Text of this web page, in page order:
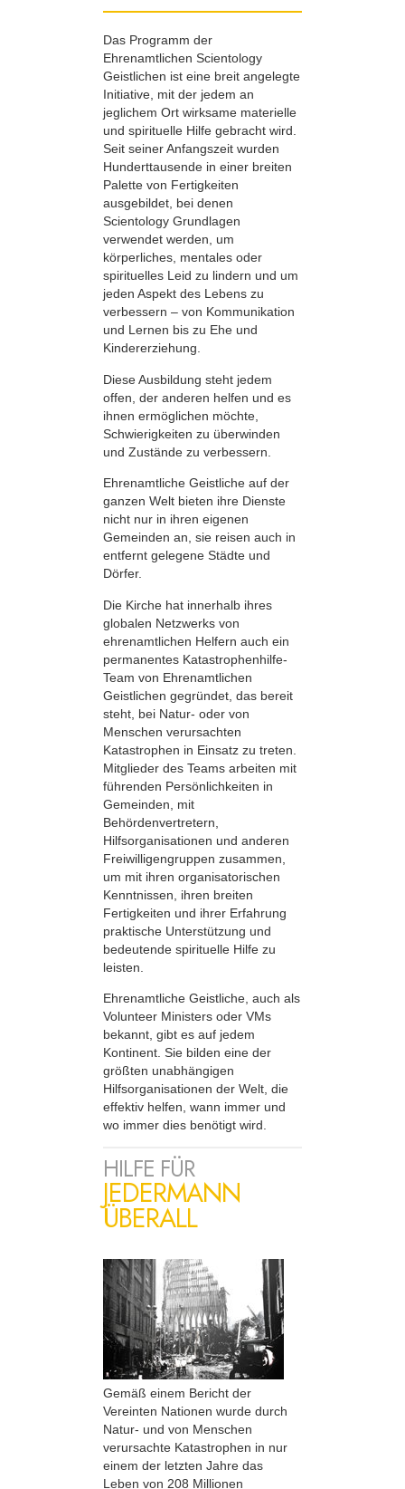
Das Programm der
Ehrenamtlichen Scientology
Geistlichen ist eine breit angelegte
Initiative, mit der jedem an
jeglichem Ort wirksame materielle
und spirituelle Hilfe gebracht wird.
Seit seiner Anfangszeit wurden
Hunderttausende in einer breiten
Palette von Fertigkeiten
ausgebildet, bei denen
Scientology Grundlagen
verwendet werden, um
körperliches, mentales oder
spirituelles Leid zu lindern und um
jeden Aspekt des Lebens zu
verbessern – von Kommunikation
und Lernen bis zu Ehe und
Kindererziehung.
Diese Ausbildung steht jedem
offen, der anderen helfen und es
ihnen ermöglichen möchte,
Schwierigkeiten zu überwinden
und Zustände zu verbessern.
Ehrenamtliche Geistliche auf der
ganzen Welt bieten ihre Dienste
nicht nur in ihren eigenen
Gemeinden an, sie reisen auch in
entfernt gelegene Städte und
Dörfer.
Die Kirche hat innerhalb ihres
globalen Netzwerks von
ehrenamtlichen Helfern auch ein
permanentes Katastrophenhilfe-
Team von Ehrenamtlichen
Geistlichen gegründet, das bereit
steht, bei Natur- oder von
Menschen verursachten
Katastrophen in Einsatz zu treten.
Mitglieder des Teams arbeiten mit
führenden Persönlichkeiten in
Gemeinden, mit
Behördenvertretern,
Hilfsorganisationen und anderen
Freiwilligengruppen zusammen,
um mit ihren organisatorischen
Kenntnissen, ihren breiten
Fertigkeiten und ihrer Erfahrung
praktische Unterstützung und
bedeutende spirituelle Hilfe zu
leisten.
Ehrenamtliche Geistliche, auch als
Volunteer Ministers oder VMs
bekannt, gibt es auf jedem
Kontinent. Sie bilden eine der
größten unabhängigen
Hilfsorganisationen der Welt, die
effektiv helfen, wann immer und
wo immer dies benötigt wird.
HILFE FÜR
JEDERMANN
ÜBERALL
Gemäß einem Bericht der
Vereinten Nationen wurde durch
Natur- und von Menschen
verursachte Katastrophen in nur
einem der letzten Jahre das
Leben von 208 Millionen